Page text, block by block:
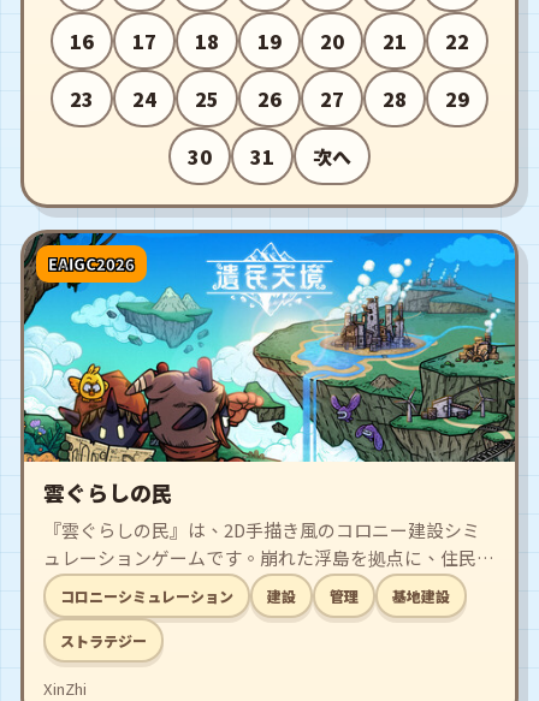
16
17 18 19 20 21
22
23
24 25 26 27 28
29
30
31 次へ
EAIGC2026
雲ぐらしの民
『雲ぐらしの民』は、2D手描き風のコロニー建設シミ
ュレーションゲームです。崩れた浮島を拠点に、住民た
ちを導きながら資源の収集、生産加工、技術研究を行
い、ゼロから空中集落を築き上げていきます。煩わしい
サバイバル要素はなく、のんびりと自分だけの天空の楽
園を創りあげていきましょう！
コロニーシミュレーション 建設 管理 基地建設
ストラテジー
XinZhi